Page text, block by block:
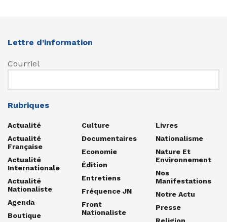
Lettre d’information
Courriel
Rubriques
Actualité
Actualité
Française
Actualité
Internationale
Actualité
Nationaliste
Agenda
Boutique
Culture
Documentaires
Economie
Édition
Entretiens
Fréquence JN
Front
Nationaliste
Livres
Nationalisme
Nature Et
Environnement
Nos
Manifestations
Notre Actu
Presse